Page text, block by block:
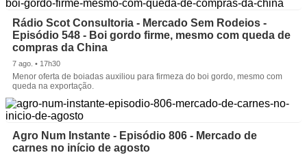
Rádio Scot Consultoria - Mercado Sem Rodeios -
Episódio 548 - Boi gordo firme, mesmo com queda de
compras da China
7 ago. • 17h30
Menor oferta de boiadas auxiliou para firmeza do boi gordo, mesmo com
queda na exportação.
Agro Num Instante - Episódio 806 - Mercado de
carnes no início de agosto